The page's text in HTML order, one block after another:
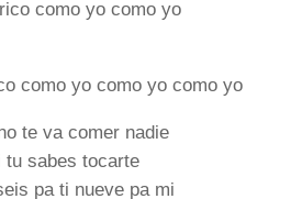
como yo como yo
como yo como yo como yo
te va comer nadie
tu sabes tocarte
pa ti nueve pa mi